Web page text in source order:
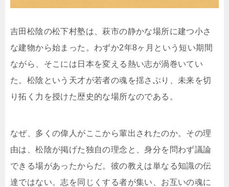
吉田松陰の松下村塾は、萩市の静かな場所に建つ小さ
な建物から始まった。わずか2年8ヶ月という短い期間
ながら、そこには日本を変える熱い志が渦巻いてい
た。松陰という天才が若者の魂を揺さぶり、未来を切
り拓く力を授けた歴史的な場所なのである。
なぜ、多くの偉人がここから輩出されたのか。その理
由は、松陰が掲げた独自の理念と、身分を問わず議論
できる場があったからだ。彼の教えは単なる知識の伝
達ではない。志を同じくする者が集い、お互いの魂に